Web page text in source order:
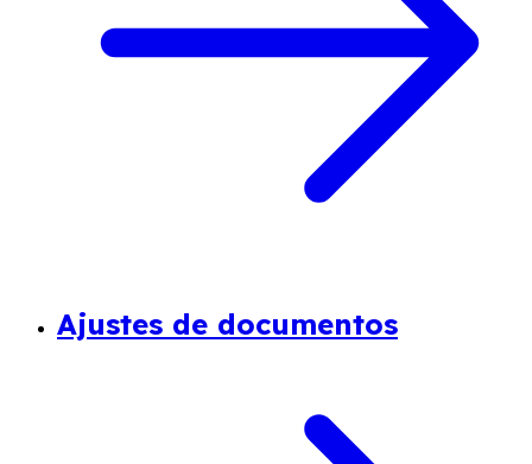
Ajustes de documentos